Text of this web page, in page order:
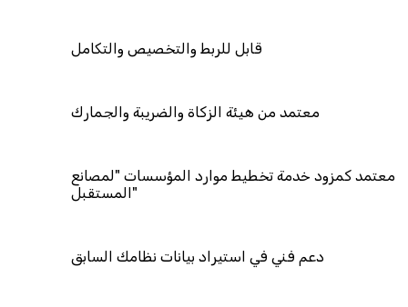
قابل للربط والتخصيص والتكامل
معتمد من هيئة الزكاة والضريبة والجمارك
معتمد كمزود خدمة تخطيط موارد المؤسسات "لمصانع
المستقبل"
دعم فني في استيراد بيانات نظامك السابق